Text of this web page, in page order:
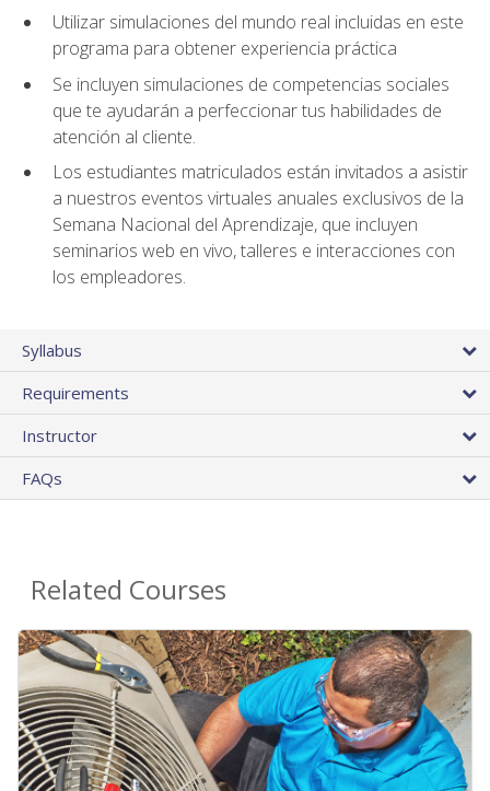
Utilizar simulaciones del mundo real incluidas en este
programa para obtener experiencia práctica
Se incluyen simulaciones de competencias sociales
que te ayudarán a perfeccionar tus habilidades de
atención al cliente.
Los estudiantes matriculados están invitados a asistir
a nuestros eventos virtuales anuales exclusivos de la
Semana Nacional del Aprendizaje, que incluyen
seminarios web en vivo, talleres e interacciones con
los empleadores.
Syllabus
Requirements
Instructor
FAQs
Related Courses